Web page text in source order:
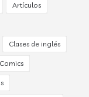
Artículos
Clases de inglés
Comics